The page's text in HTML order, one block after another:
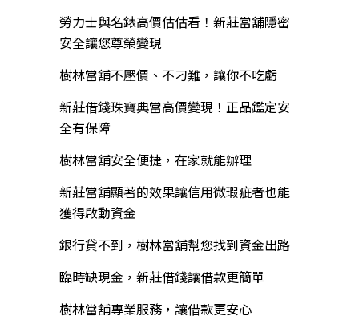
勞力士與名錶高價估估看！新莊當舖隱密
安全讓您尊榮變現
樹林當舖不壓價、不刁難，讓你不吃虧
新莊借錢珠寶典當高價變現！正品鑑定安
全有保障
樹林當舖安全便捷，在家就能辦理
新莊當舖顯著的效果讓信用微瑕疵者也能
獲得啟動資金
銀行貸不到，樹林當舖幫您找到資金出路
臨時缺現金，新莊借錢讓借款更簡單
樹林當舖專業服務，讓借款更安心